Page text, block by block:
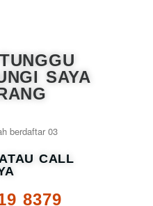
SAYA
CALL
8379